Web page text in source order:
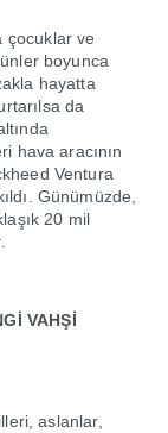
çocuklar ve
boyunca
hayatta
da
hava aracının
Ventura
Günümüzde,
20 mil
VAHŞİ
aslanlar,